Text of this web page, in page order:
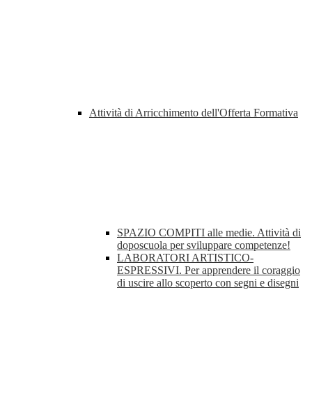
Attività di Arricchimento dell'Offerta Formativa
SPAZIO COMPITI alle medie. Attività di
doposcuola per sviluppare competenze!
LABORATORI ARTISTICO-
ESPRESSIVI. Per apprendere il coraggio
di uscire allo scoperto con segni e disegni